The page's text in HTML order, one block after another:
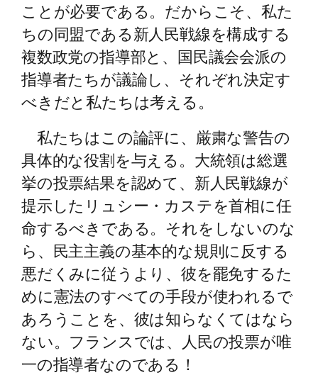
ことが必要である。だからこそ、私た
ちの同盟である新人民戦線を構成する
複数政党の指導部と、国民議会会派の
指導者たちが議論し、それぞれ決定す
べきだと私たちは考える。
私たちはこの論評に、厳粛な警告の
具体的な役割を与える。大統領は総選
挙の投票結果を認めて、新人民戦線が
提示したリュシー・カステを首相に任
命するべきである。それをしないのな
ら、民主主義の基本的な規則に反する
悪だくみに従うより、彼を罷免するた
めに憲法のすべての手段が使われるで
あろうことを、彼は知らなくてはなら
ない。フランスでは、人民の投票が唯
一の指導者なのである！